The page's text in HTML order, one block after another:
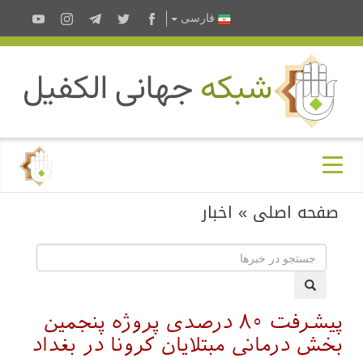
فارسى
صفحه اصلی » اخبار
پیشرفت ۸۰ درصدی پروژه پنجمین
بخش درمانی مبتلایان کرونا در بغداد